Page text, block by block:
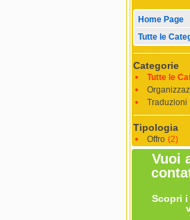
Home Page
Tutte le
Categorie
Tutte le
Traduzioni
Tipologia
Offro (2)
Vuoi
Scopri